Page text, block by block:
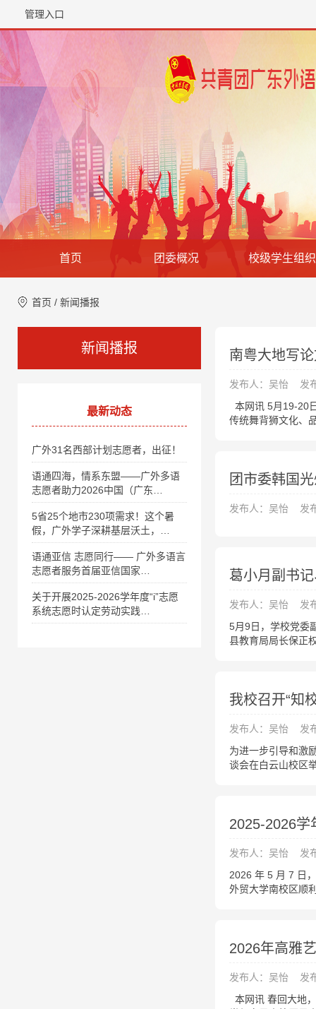
管理入口
首页 团委概况 校级学生组织
首页 / 新闻播报
新闻播报
最新动态
广外31名西部计划志愿者，出征！
语通四海，情系东盟——广外多语
志愿者助力2026中国（广东…
5省25个地市230项需求！这个暑
假，广外学子深耕基层沃土，…
语通亚信 志愿同行—— 广外多语言
志愿者服务首届亚信国家…
关于开展2025-2026学年度“i”志愿
系统志愿时认定劳动实践…
南粤大地写
发布人：吴怡
发
本网讯 5月19-20
传统舞背狮文化、
团市委韩国
发布人：吴怡 发
葛小月副书
发布人：吴怡
发
5月9日，学校党委
县教育局局长保正
我校召开“知
发布人：吴怡
发
为进一步引导和激
谈会在白云山校区
2025-2026学
发布人：吴怡
发
2026 年 5 月 7 日
外贸大学南校区顺
2026年高雅
发布人：吴怡
发
本网讯 春回大地